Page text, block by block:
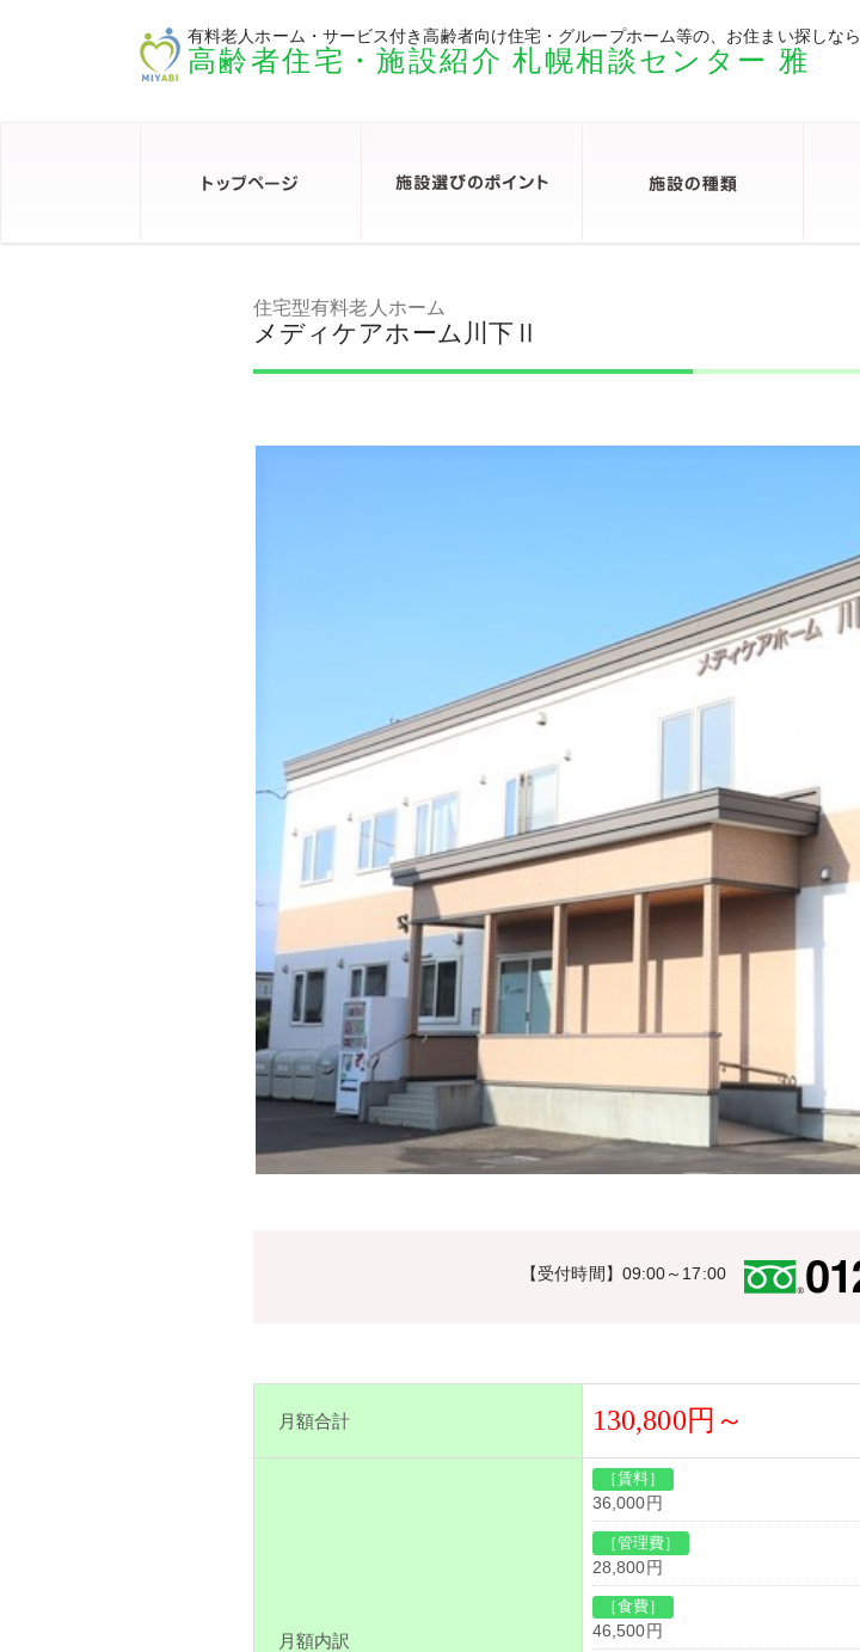
有料老人ホーム・サービス付き高齢者向け住宅・グループホーム等の、お住まい探しなら
高齢者住宅・施設紹介 札幌相談センター 雅
住宅型有料老人ホーム
メディケアホーム川下Ⅱ
【受付時間】09:00～17:00
月額合計 130,800円～
月額内訳
［賃料］
36,000円
［管理費］
28,800円
［食費］
46,500円